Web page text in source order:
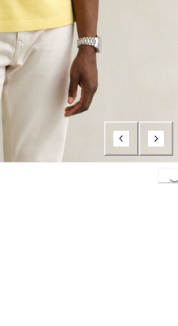
Loading...